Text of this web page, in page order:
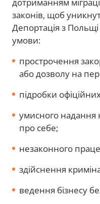
законів, щоб
Депортація з
умови:
прострочення
або дозволу на
підробки
умисного надання
про себе;
незаконного
здійснення
ведення бізнесу